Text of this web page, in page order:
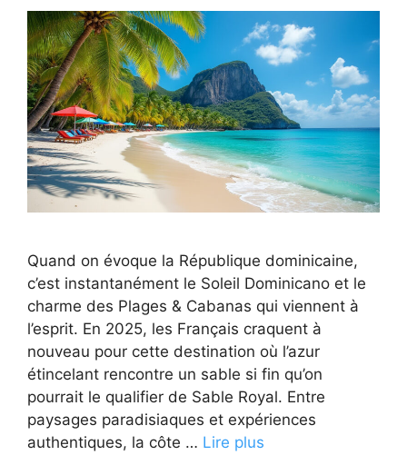
Quand on évoque la République dominicaine,
c’est instantanément le Soleil Dominicano et le
charme des Plages & Cabanas qui viennent à
l’esprit. En 2025, les Français craquent à
nouveau pour cette destination où l’azur
étincelant rencontre un sable si fin qu’on
pourrait le qualifier de Sable Royal. Entre
paysages paradisiaques et expériences
authentiques, la côte … Lire plus